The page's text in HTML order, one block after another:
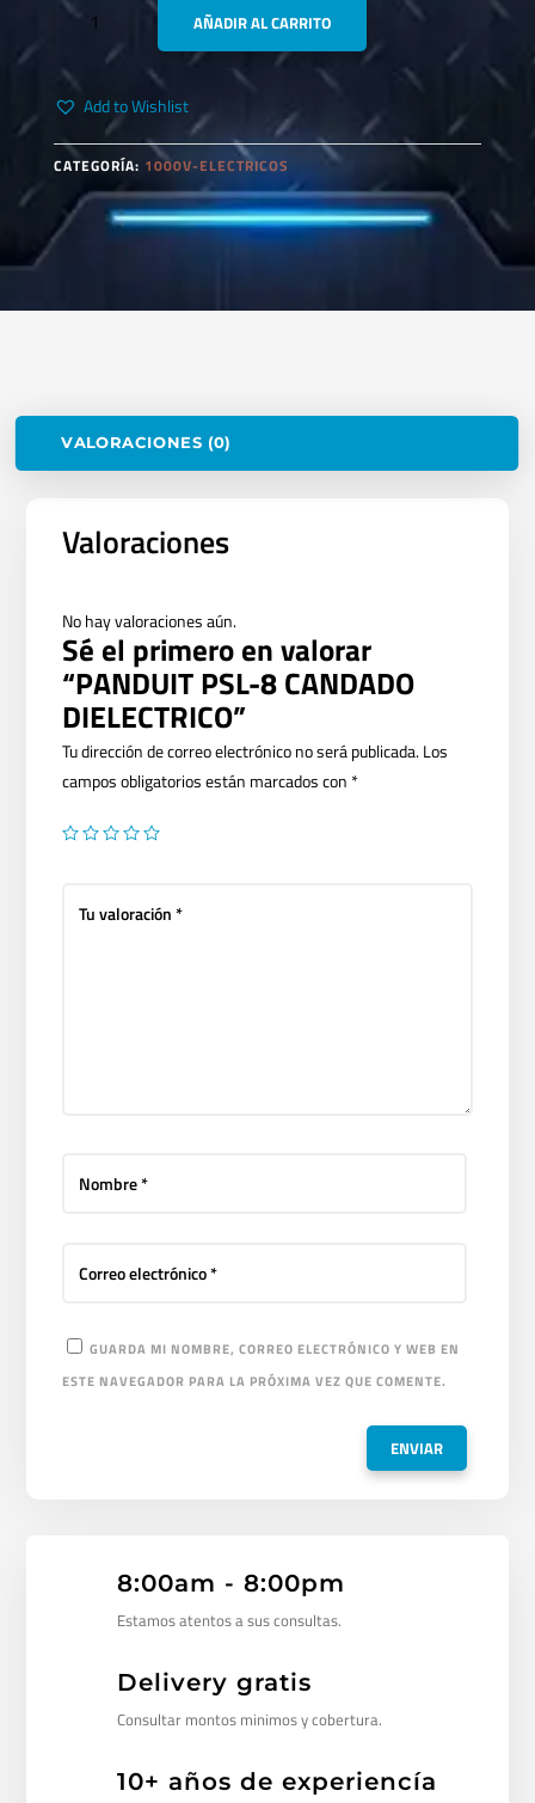
CANDADO
DIELECTRICO
CANTIDAD
AÑADIR AL CARRITO
Add to Wishlist
CATEGORÍA: 1000V-ELECTRICOS
VALORACIONES (0)
Valoraciones
No hay valoraciones aún.
Sé el primero en valorar
“PANDUIT PSL-8 CANDADO
DIELECTRICO”
Tu dirección de correo electrónico no será publicada.Los
campos obligatorios están marcados con *
GUARDA MI NOMBRE, CORREO ELECTRÓNICO Y WEB EN
ESTE NAVEGADOR PARA LA PRÓXIMA VEZ QUE COMENTE.
8:00am - 8:00pm
Estamos atentos a sus consultas.
Delivery gratis
Consultar montos minimos y cobertura.
10+ años de experiencía